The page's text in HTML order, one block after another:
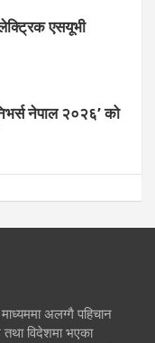
एसयूभी
नेपाल २०२६’ को
अलग्गै पहिचान
तथा विदेशमा भएका